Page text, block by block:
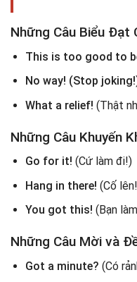
Những Câu Biểu Đạt
This is too good to
No way! (Stop
What a relief! (Thật
Những Câu Khuyến
Go for it! (Cứ làm đi!)
Hang in there! (Cố
You got this! (Bạn
Những Câu Mời và
Got a minute? (Có